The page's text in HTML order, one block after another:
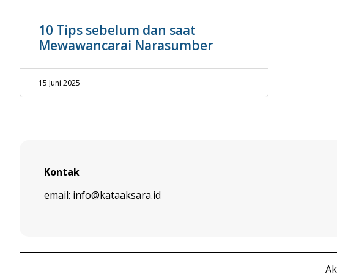
10 Tips sebelum dan saat
Mewawancarai Narasumber
15 Juni 2025
Kontak
email: info@kataaksara.id